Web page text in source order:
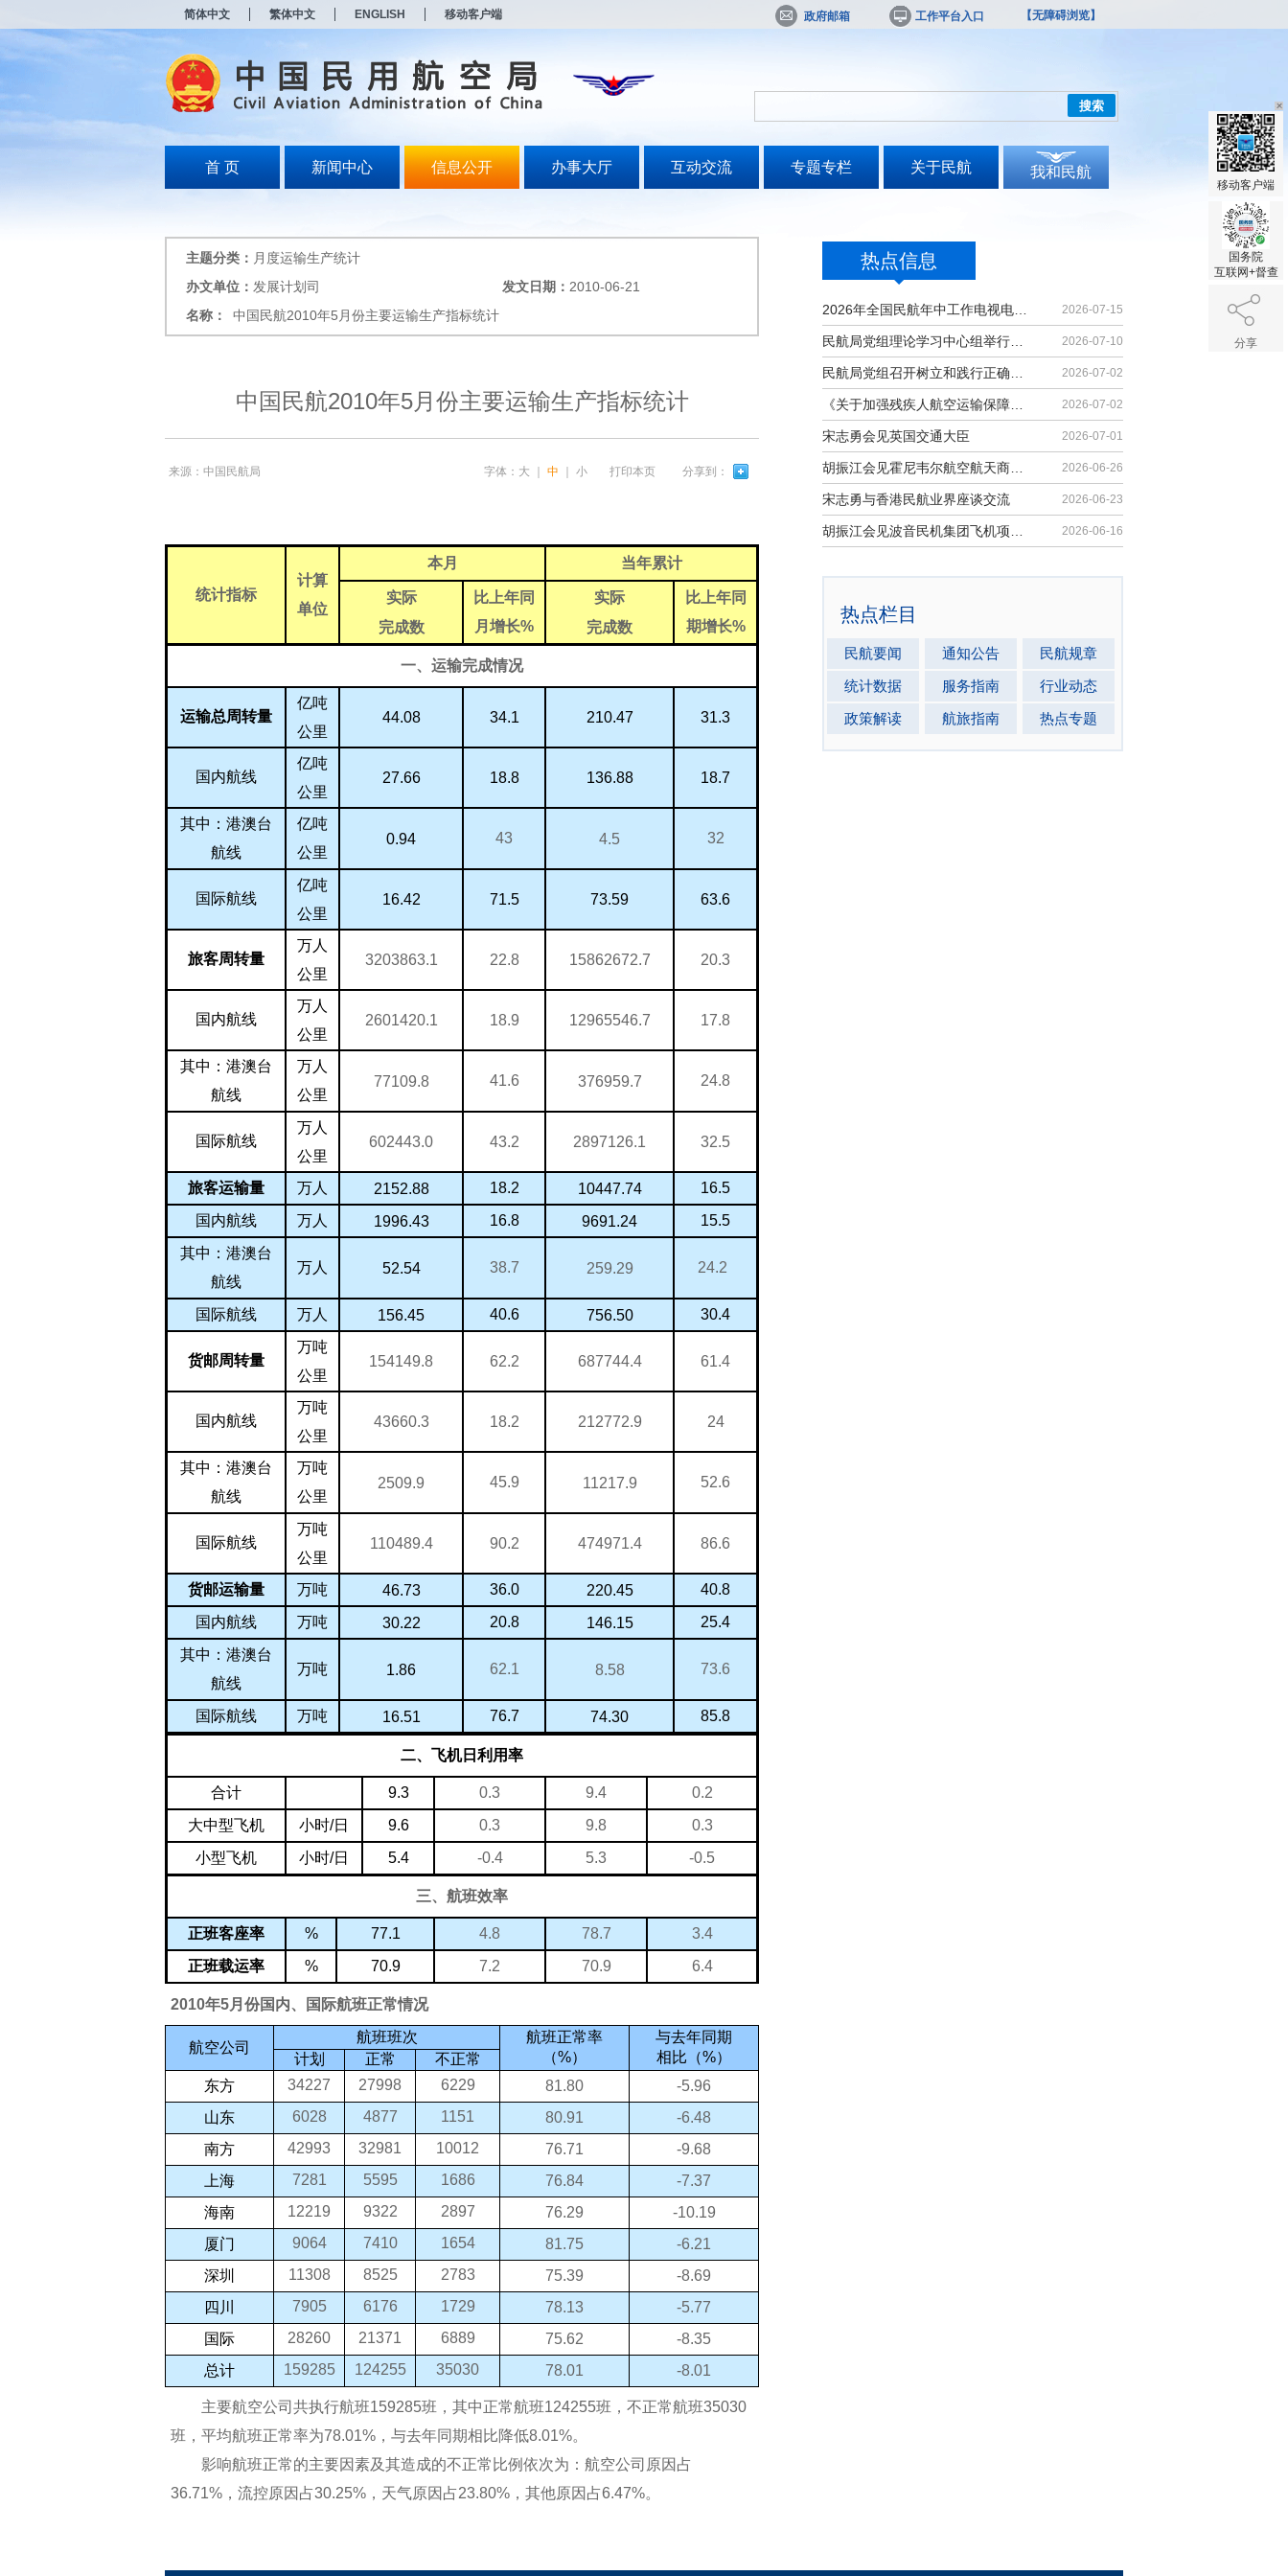
简体中文 繁体中文 ENGLISH 移动客户端 政府邮箱 工作平台入口 【无障碍浏览】
搜索
首 页 新闻中心 信息公开 办事大厅 互动交流 专题专栏 关于民航 我和民航
热点信息
2026-07-15
2026-07-10
2026-07-02
2026-07-02
宋志勇会见英国交通大臣 2026-07-01
2026-06-26
宋志勇与香港民航业界座谈交流 2026-06-23
2026-06-16
热点栏目
民航要闻 通知公告
民航规章
统计数据
服务指南
行业动态
政策解读
航旅指南 热点专题
主题分类： 月度运输生产统计
办文单位： 发展计划司 发文日期： 2010-06-21
名称：
中国民航2010年5月份主要运输生产指标统计
中国民航2010年5月份主要运输生产指标统计
来源：中国民航局 字体： 大 中 小 打印本页 分享到：
统计指标
计算
单位
本月 当年累计
实际
完成数
比上年同
月增长%
实际
完成数
比上年同
期增长%
一、运输完成情况
运输总周转量
亿吨
公里
44.08 34.1 210.47 31.3
国内航线
亿吨
公里
27.66 18.8 136.88 18.7
其中：港澳台
航线
亿吨
公里
0.94 43 4.5 32
国际航线
亿吨
公里
16.42 71.5 73.59 63.6
旅客周转量
万人
公里
3203863.1 22.8 15862672.7 20.3
国内航线
万人
公里
2601420.1 18.9 12965546.7 17.8
其中：港澳台
航线
万人
公里
77109.8 41.6 376959.7 24.8
国际航线
万人
公里
602443.0 43.2 2897126.1 32.5
旅客运输量 万人 2152.88 18.2 10447.74 16.5
国内航线 万人 1996.43 16.8 9691.24 15.5
其中：港澳台
航线
万人 52.54 38.7 259.29 24.2
国际航线 万人 156.45 40.6 756.50 30.4
货邮周转量
万吨
公里
154149.8 62.2 687744.4 61.4
国内航线
万吨
公里
43660.3 18.2 212772.9 24
其中：港澳台
航线
万吨
公里
2509.9 45.9 11217.9 52.6
国际航线
万吨
公里
110489.4 90.2 474971.4 86.6
货邮运输量 万吨 46.73 36.0 220.45 40.8
国内航线 万吨 30.22 20.8 146.15 25.4
其中：港澳台
航线
万吨 1.86 62.1 8.58 73.6
国际航线 万吨 16.51 76.7 74.30 85.8
二、飞机日利用率
合计 9.3 0.3 9.4 0.2
大中型飞机 小时/日 9.6 0.3 9.8 0.3
小型飞机 小时/日 5.4 -0.4 5.3 -0.5
三、航班效率
正班客座率 % 77.1 4.8 78.7 3.4
正班载运率 % 70.9 7.2 70.9 6.4
2010年5月份国内、国际航班正常情况
航空公司
航班班次
航班正常率
（%）
与去年同期
相比（%）
计划 正常
不正常
东方
34227 27998 6229 81.80
-5.96
山东
6028 4877 1151 80.91
-6.48
南方
42993 32981 10012 76.71
-9.68
上海
7281 5595 1686 76.84
-7.37
海南
12219 9322 2897 76.29
-10.19
厦门
9064 7410 1654 81.75
-6.21
深圳
11308 8525 2783 75.39
-8.69
四川
7905 6176 1729 78.13
-5.77
国际
28260 21371 6889 75.62
-8.35
总计
159285 124255 35030 78.01 -8.01
主要航空公司共执行航班159285班，其中正常航班124255班，不正常航班35030
班，平均航班正常率为78.01%，与去年同期相比降低8.01%。
影响航班正常的主要因素及其造成的不正常比例依次为：航空公司原因占
36.71%，流控原因占30.25%，天气原因占23.80%，其他原因占6.47%。
移动客户端
国务院
互联网+督查
分享
打
无
障